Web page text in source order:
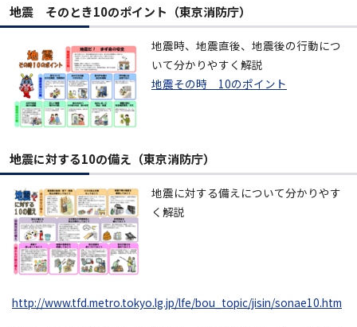
地震 そのとき10のポイント（東京消防庁）
地震時、地震直後、地震後の行動につ
いて分かりやすく解説
地震その時 10のポイント
地震に対する10の備え（東京消防庁）
地震に対する備えについて分かりやす
く解説
http://www.tfd.metro.tokyo.lg.jp/lfe/bou_topic/jisin/sonae10.htm